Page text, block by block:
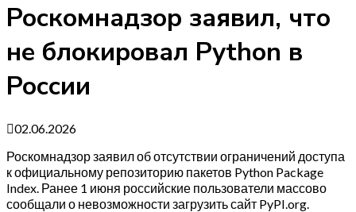
Роскомнадзор заявил, что
не блокировал Python в
России
02.06.2026
Роскомнадзор заявил об отсутствии ограничений доступа
к официальному репозиторию пакетов Python Package
Index. Ранее 1 июня российские пользователи массово
сообщали о невозможности загрузить сайт PyPI.org.